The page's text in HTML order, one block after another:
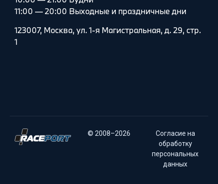
11:00 — 20:00 Выходные и праздничные дни
123007, Москва, ул. 1-я Магистральная, д. 29, стр.
1
© 2008–2026
Согласие на
обработку
персональных
данных